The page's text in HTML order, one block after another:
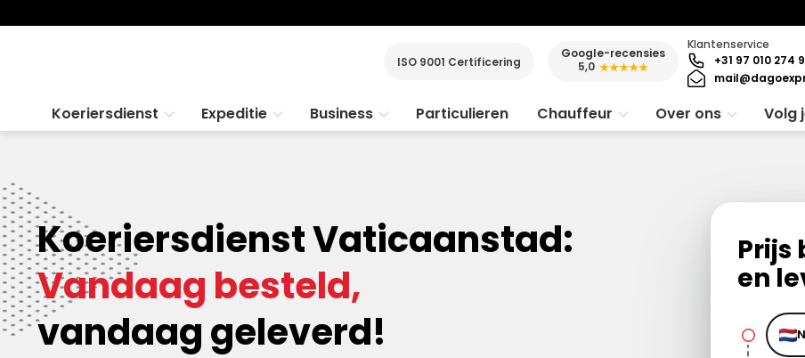
ISO 9001 Certificering
Google-recensies
5,0 ★★★★★
Klantenservice
+31 97 010 274
Koeriersdienst Expeditie Business Particulieren Chauffeur Over ons Volg
Koeriersdienst Vaticaanstad:
Vandaag besteld,
vandaag geleverd!
Prijs
en